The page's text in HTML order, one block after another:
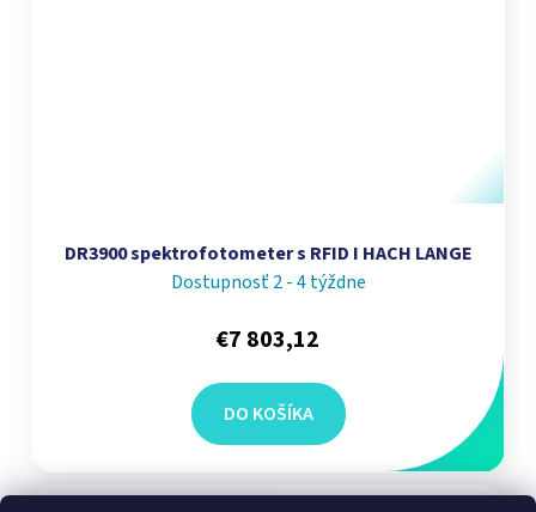
DR3900 spektrofotometer s RFID I HACH LANGE
Dostupnosť 2 - 4 týždne
€7 803,12
DO KOŠÍKA